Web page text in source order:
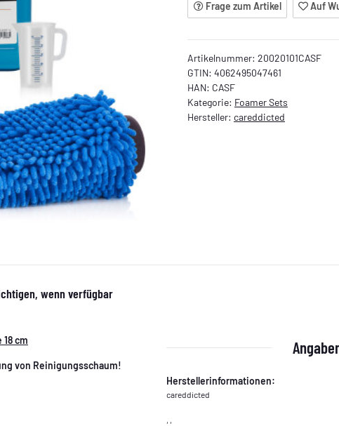
Frage zum Artikel Auf
Artikelnummer: 20020101CASF
GTIN: 4062495047461
HAN: CASF
Kategorie: Foamer Sets
Hersteller: careddicted
wenn verfügbar
cm
von Reinigungsschaum!
Herstellerinformationen:
careddicted